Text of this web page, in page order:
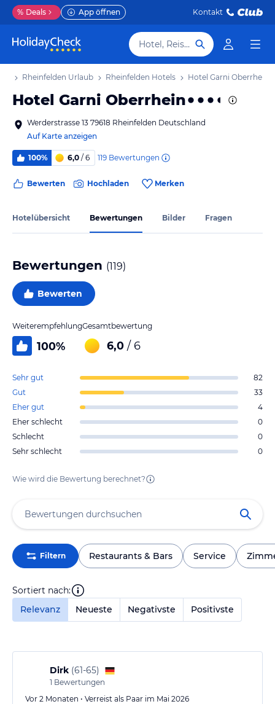
% Deals App öffnen Kontakt
Hotel, Reiseziel
Rheinfelden Urlaub Rheinfelden Hotels Hotel Garni Oberrhein
Hotel Garni Oberrhein
Werderstrasse 13 79618 Rheinfelden Deutschland
Auf Karte anzeigen
100% 6,0 / 6 119 Bewertungen
Bewerten Hochladen Merken
Hotelübersicht Bewertungen Bilder Fragen
Bewertungen (119)
Bewerten
Weiterempfehlung
100%
Gesamtbewertung
6,0 / 6
Sehr gut
82
Gut
33
Eher gut
4
Eher schlecht
0
Schlecht
0
Sehr schlecht
0
Wie wird die Bewertung berechnet?
Filtern Restaurants & Bars Service
Sortiert nach:
Relevanz
Neueste Negativste Positivste
Dirk (61-65)
1 Bewertungen
Vor 2 Monaten • Verreist als Paar im Mai 2026